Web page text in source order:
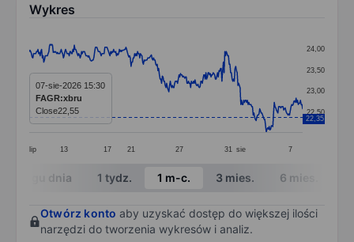
Wykres
Line chart with 377 data points.
The chart has 1 X axis displaying categories.
The chart has 1 Y axis displaying values. Data
lip 13 17 21 27 31 sie 7
22,50
23,00
23,50
24,00
22,35
07-sie-2026 15:30
FAGR:xbru
Close22,55
End of interactive chart.
W ciągu dnia 1 tydz. 1 m-c. 3 mies. 6 mies.
Otwórz konto aby uzyskać dostęp do większej ilości
narzędzi do tworzenia wykresów i analiz.